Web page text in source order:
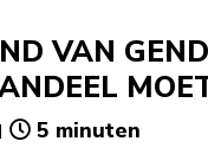
VAN
5 minuten